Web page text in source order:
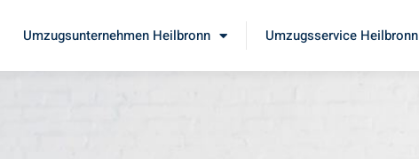
Umzugsunternehmen Heilbronn Umzugsservice Heilbronn